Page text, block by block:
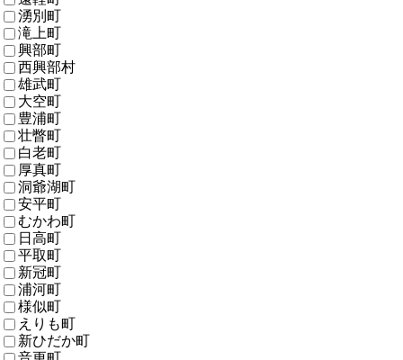
湧別町
滝上町
興部町
西興部村
雄武町
大空町
豊浦町
壮瞥町
白老町
厚真町
洞爺湖町
安平町
むかわ町
日高町
平取町
新冠町
浦河町
様似町
えりも町
新ひだか町